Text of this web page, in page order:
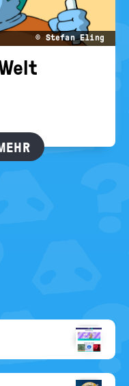
© Stefan Eling